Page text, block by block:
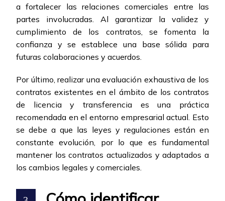
a fortalecer las relaciones comerciales entre las
partes involucradas. Al garantizar la validez y
cumplimiento de los contratos, se fomenta la
confianza y se establece una base sólida para
futuras colaboraciones y acuerdos.
Por último, realizar una evaluación exhaustiva de los
contratos existentes en el ámbito de los contratos
de licencia y transferencia es una práctica
recomendada en el entorno empresarial actual. Esto
se debe a que las leyes y regulaciones están en
constante evolución, por lo que es fundamental
mantener los contratos actualizados y adaptados a
los cambios legales y comerciales.